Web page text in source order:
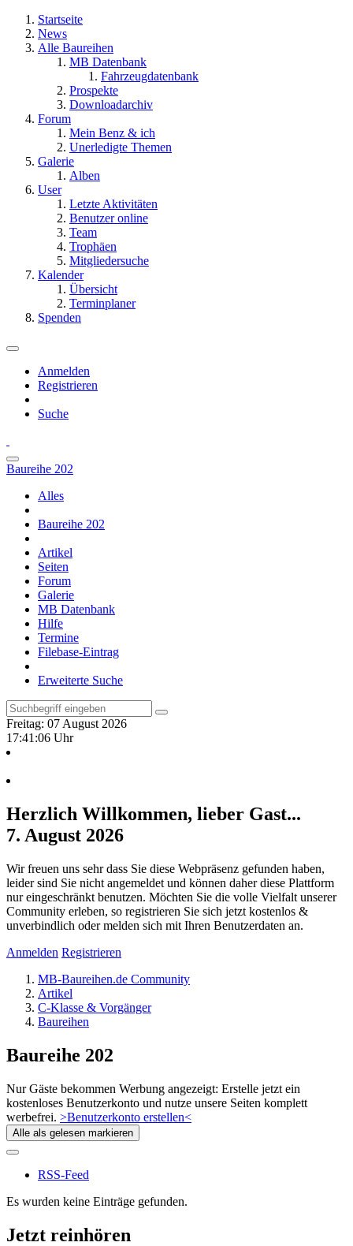
Startseite
News
Alle Baureihen
MB Datenbank
Fahrzeugdatenbank
Prospekte
Downloadarchiv
Forum
Mein Benz & ich
Unerledigte Themen
Galerie
Alben
User
Letzte Aktivitäten
Benutzer online
Team
Trophäen
Mitgliedersuche
Kalender
Übersicht
Terminplaner
Spenden
Anmelden
Registrieren
Suche
Baureihe 202
Alles
Baureihe 202
Artikel
Seiten
Forum
Galerie
MB Datenbank
Hilfe
Termine
Filebase-Eintrag
Erweiterte Suche
Freitag: 07 August 2026
17:41:07 Uhr
Herzlich Willkommen, lieber Gast...
7. August 2026
Wir freuen uns sehr dass Sie diese Webpräsenz gefunden haben,
leider sind Sie nicht angemeldet und können daher diese Plattform
nur eingeschränkt benutzen. Möchten Sie die volle Vielfalt unserer
Community erleben, so registrieren Sie sich jetzt kostenlos &
unverbindlich oder melden sich mit Ihren Benutzerdaten an.
Anmelden Registrieren
MB-Baureihen.de Community
Artikel
C-Klasse & Vorgänger
Baureihen
Baureihe 202
Nur Gäste bekommen Werbung angezeigt: Erstelle jetzt ein
kostenloses Benutzerkonto und nutze unsere Seiten komplett
werbefrei. >Benutzerkonto erstellen<
Alle als gelesen markieren
RSS-Feed
Es wurden keine Einträge gefunden.
Jetzt reinhören